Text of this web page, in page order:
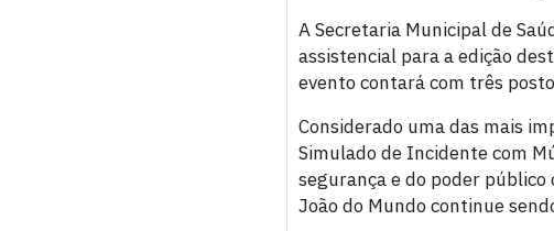
A Secretaria Municipal de
assistencial para a edição
evento contará com três
Considerado uma das mais
Simulado de Incidente com
segurança e do poder
João do Mundo continue